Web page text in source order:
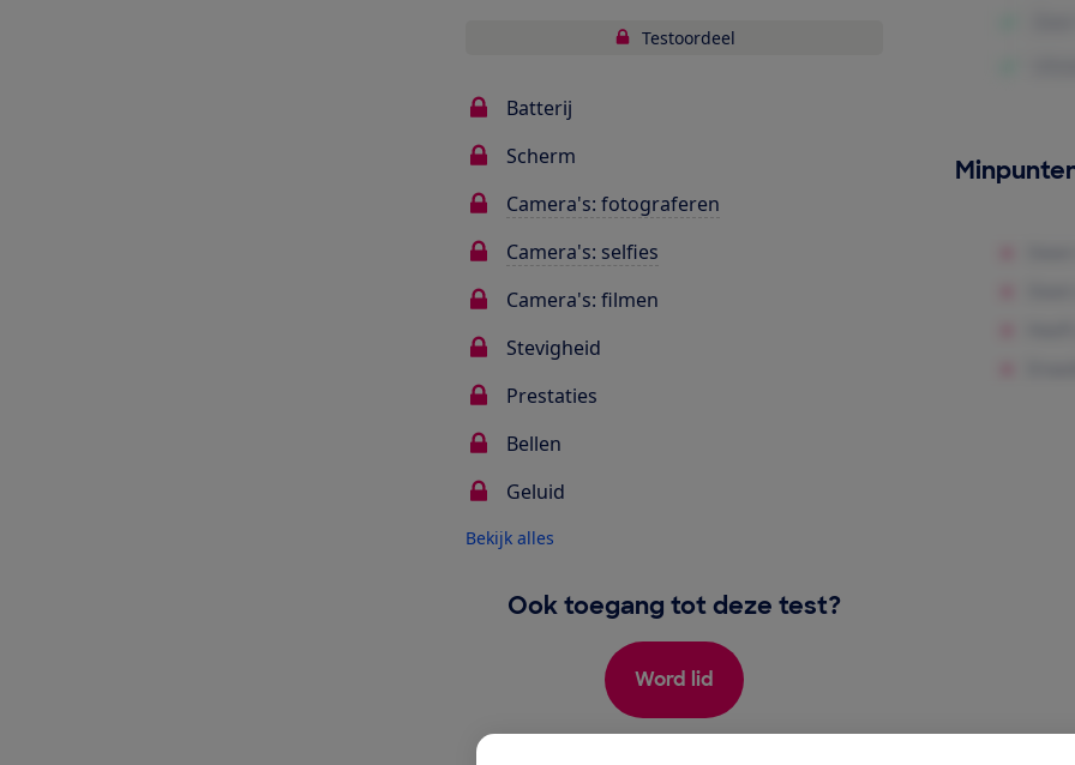
Testoordeel
Batterij
Scherm
Camera's: fotograferen
Camera's: selfies
Camera's: filmen
Stevigheid
Prestaties
Bellen
Geluid
Bekijk alles
Ook toegang tot deze test?
Word lid